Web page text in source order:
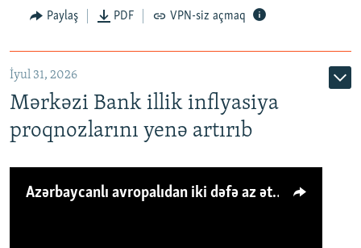
Paylaş PDF VPN-siz açmaq
İyul 31, 2026
Mərkəzi Bank illik inflyasiya
proqnozlarını yenə artırıb
Azərbaycanlı avropalıdan iki dəfə az ət yeyir, amma... 'Qiymət artımı qaçılmazdır'